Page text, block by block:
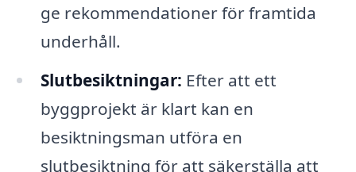
ge rekommendationer för framtida
underhåll.
Slutbesiktningar: Efter att ett
byggprojekt är klart kan en
besiktningsman utföra en
slutbesiktning för att säkerställa att